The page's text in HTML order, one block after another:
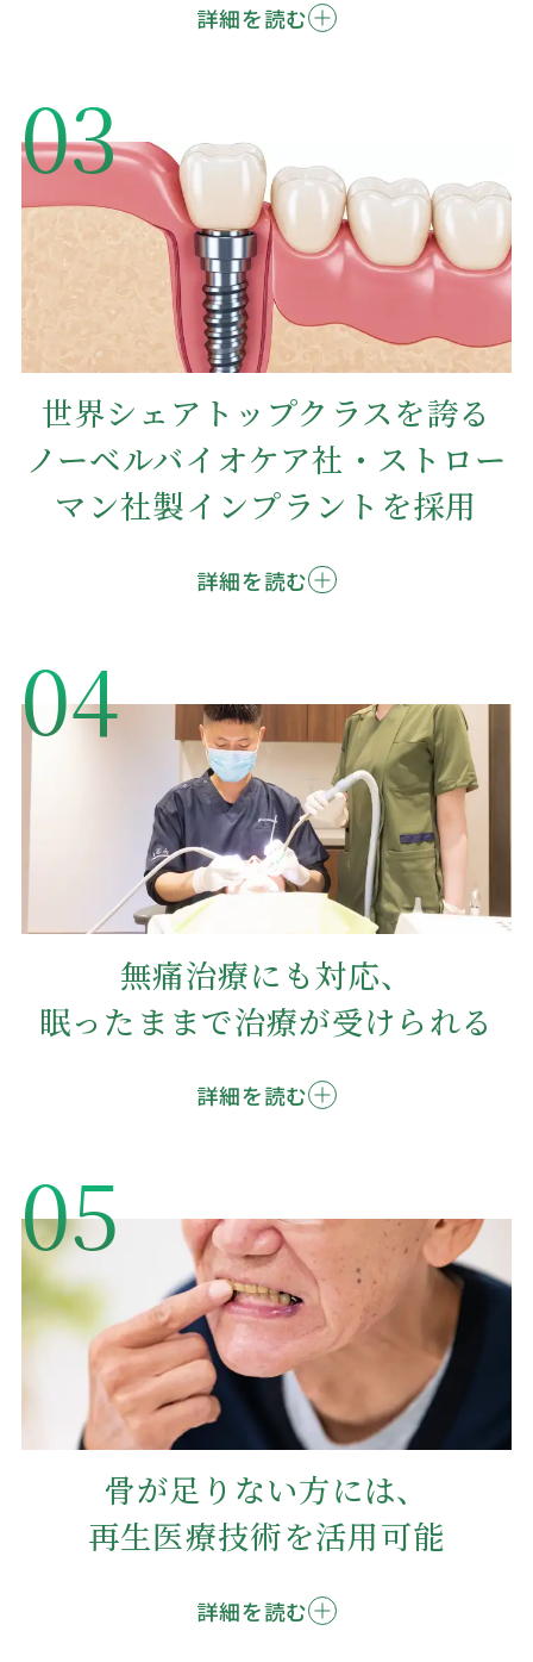
詳細を読む
03
世界シェアトップクラスを誇る
ノーベルバイオケア社・ストロー
マン社製インプラントを採用
詳細を読む
04
無痛治療にも対応、
眠ったままで治療が受けられる
詳細を読む
05
骨が足りない方には、
再生医療技術を活用可能
詳細を読む